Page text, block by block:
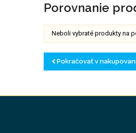
Porovnanie
Neboli vybraté produkty na
Pokračovať v